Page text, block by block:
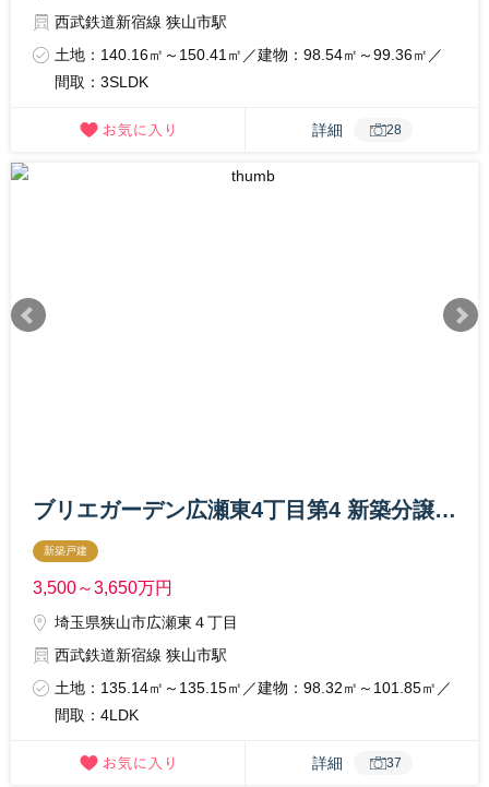
西武鉄道新宿線 狭山市駅
土地：140.16㎡～150.41㎡／建物：98.54㎡～99.36㎡／
間取：3SLDK
詳細 28
ブリエガーデン広瀬東4丁目第4 新築分譲住宅
新築戸建
3,500～3,650万円
埼玉県狭山市広瀬東４丁目
西武鉄道新宿線 狭山市駅
土地：135.14㎡～135.15㎡／建物：98.32㎡～101.85㎡／
間取：4LDK
詳細 37